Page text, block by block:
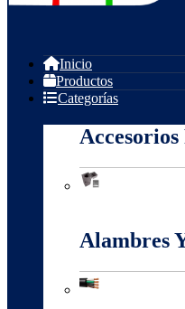
Inicio
Productos
Categorías
Alambres